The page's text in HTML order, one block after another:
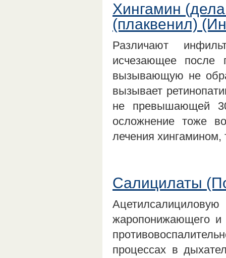
Хингамин
(плаквенил)
Различают
исчезающее после
вызывающую не
вызывает
не превышающей
осложнение тоже
лечения
Салицилаты
жаропонижающего и
процессах в